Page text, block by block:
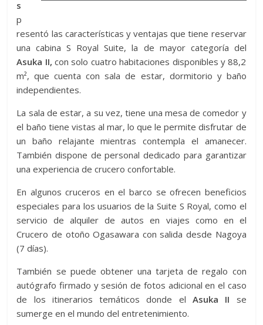
s
p
resentó las características y ventajas que tiene reservar
una cabina S Royal Suite, la de mayor categoría del
Asuka II, con solo cuatro habitaciones disponibles y 88,2
m², que cuenta con sala de estar, dormitorio y baño
independientes.
La sala de estar, a su vez, tiene una mesa de comedor y
el baño tiene vistas al mar, lo que le permite disfrutar de
un baño relajante mientras contempla el amanecer.
También dispone de personal dedicado para garantizar
una experiencia de crucero confortable.
En algunos cruceros en el barco se ofrecen beneficios
especiales para los usuarios de la Suite S Royal, como el
servicio de alquiler de autos en viajes como en el
Crucero de otoño Ogasawara con salida desde Nagoya
(7 días).
También se puede obtener una tarjeta de regalo con
autógrafo firmado y sesión de fotos adicional en el caso
de los itinerarios temáticos donde elAsuka II se
sumerge en el mundo del entretenimiento.